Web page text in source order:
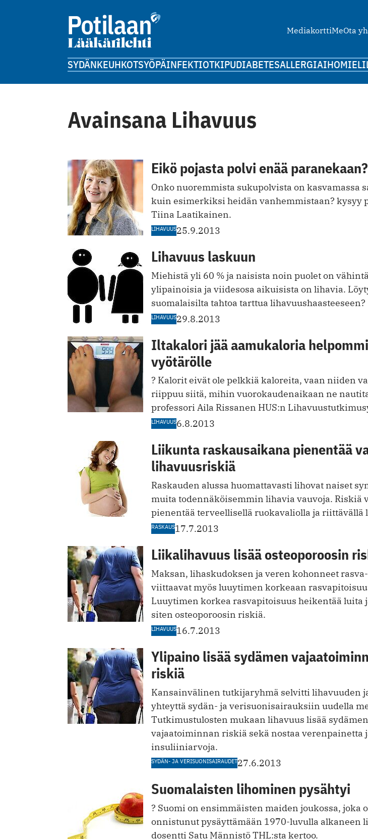
MediakorttiMeOta
SYDÄNKEUHKOTSYÖPÄINFEKTIOTKIPUDIABETESALLERGIAIHOMIELI
Avainsana Lihavuus
Eikö pojasta polvi enää paranekaan?
Onko nuoremmista sukupolvista on kasvamassa
kuin esimerkiksi heidän vanhemmistaan? kysyy
Tiina Laatikainen.
LIHAVUUS25.9.2013
Lihavuus laskuun
Miehistä yli 60 % ja naisista noin puolet on
ylipainoisia ja viidesosa aikuisista on lihavia.
suomalaisilta tahtoa tarttua lihavuushaasteeseen?
LIHAVUUS29.8.2013
Iltakalori jää aamukaloria
vyötärölle
? Kalorit eivät ole pelkkiä kaloreita, vaan niiden
riippuu siitä, mihin vuorokaudenaikaan ne
professori Aila Rissanen HUS:n
LIHAVUUS6.8.2013
Liikunta raskausaikana pienentää
lihavuusriskiä
Raskauden alussa huomattavasti lihovat naiset
muita todennäköisemmin lihavia vauvoja. Riskiä
pienentää terveellisellä ruokavaliolla ja riittävällä
RASKAUS17.7.2013
Liikalihavuus lisää osteoporoosin
Maksan, lihaskudoksen ja veren kohonneet
viittaavat myös luuytimen korkeaan
Luuytimen korkea rasvapitoisuus heikentää luita
siten osteoporoosin riskiä.
LIHAVUUS16.7.2013
Ylipaino lisää sydämen
riskiä
Kansainvälinen tutkijaryhmä selvitti lihavuuden
yhteyttä sydän- ja verisuonisairauksiin uudella
Tutkimustulosten mukaan lihavuus lisää sydämen
vajaatoiminnan riskiä sekä nostaa verenpainetta
insuliiniarvoja.
SYDÄN- JA VERISUONISAIRAUDET27.6.2013
Suomalaisten lihominen pysähtyi
? Suomi on ensimmäisten maiden joukossa, joka
onnistunut pysäyttämään 1970-luvulla alkaneen
dosentti Satu Männistö THL:sta kertoo.